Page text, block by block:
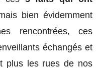
bien évidemment
rencontrées, ces
échangés et
plus les rues de nos